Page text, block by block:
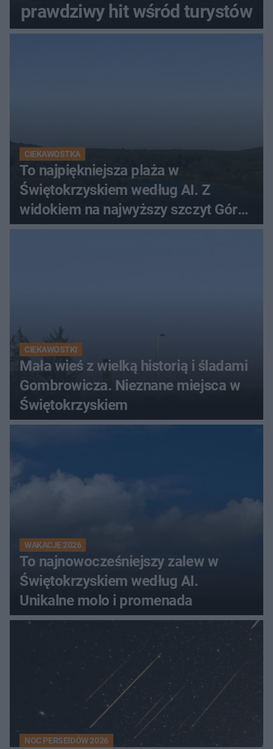
prawdziwy hit wśród turystów
CIEKAWOSTKA
To najpiękniejsza plaża w
Świętokrzyskiem według AI. Z
widokiem na najwyższy szczyt Gór
Świętokrzyskich
CIEKAWOSTKI
Mała wieś z wielką historią i śladami
Gombrowicza. Nieznane miejsca w
Świętokrzyskiem
WAKACJE 2026
To najnowocześniejszy zalew w
Świętokrzyskiem według AI.
Unikalne molo i promenada
NOC PERSEIDÓW 2026